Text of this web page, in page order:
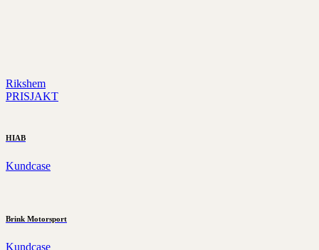
Rikshem
PRISJAKT
HIAB
Kundcase
Brink Motorsport
Kundcase